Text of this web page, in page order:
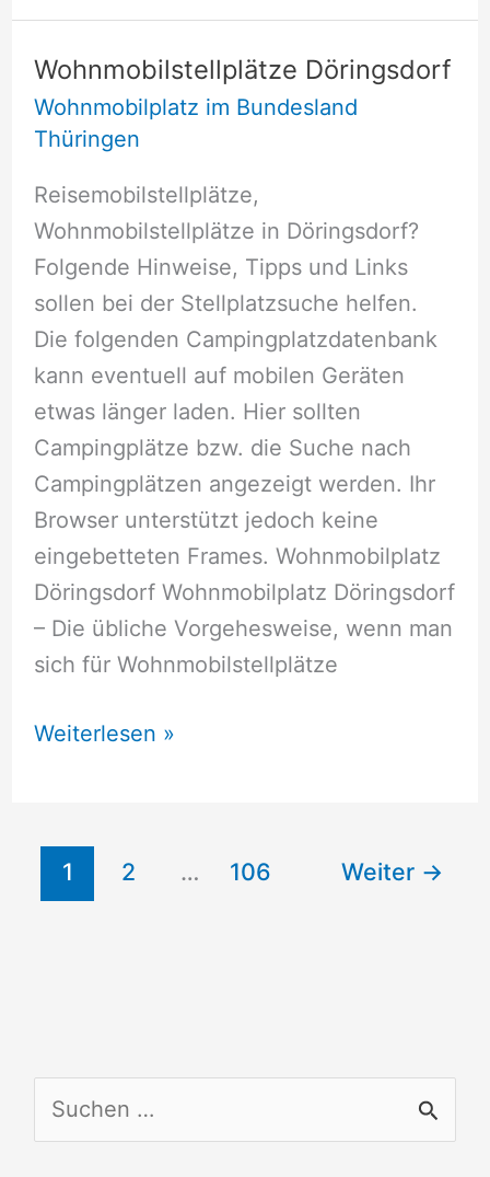
Wohnmobilstellplätze Döringsdorf
Wohnmobilplatz im Bundesland
Thüringen
Reisemobilstellplätze,
Wohnmobilstellplätze in Döringsdorf?
Folgende Hinweise, Tipps und Links
sollen bei der Stellplatzsuche helfen.
Die folgenden Campingplatzdatenbank
kann eventuell auf mobilen Geräten
etwas länger laden. Hier sollten
Campingplätze bzw. die Suche nach
Campingplätzen angezeigt werden. Ihr
Browser unterstützt jedoch keine
eingebetteten Frames. Wohnmobilplatz
Döringsdorf Wohnmobilplatz Döringsdorf
– Die übliche Vorgehesweise, wenn man
sich für Wohnmobilstellplätze
Wohnmobilstellplätze
Weiterlesen »
1 2 … 106 Weiter →
u